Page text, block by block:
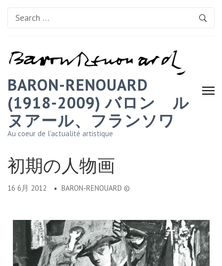
Search
for:
BARON-RENOUARD
(1918-2009) バロン゠ル
ヌアール、フランソワ
Au coeur de l'actualité artistique
初期の人物画
16 6月 2012 BARON-RENOUARD ©